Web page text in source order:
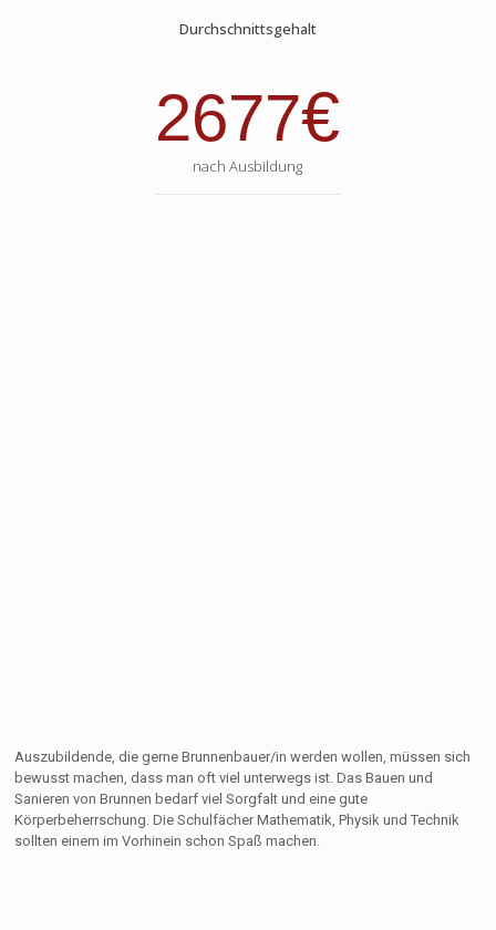
Durchschnittsgehalt
2677€
nach Ausbildung
Auszubildende, die gerne Brunnenbauer/in werden wollen, müssen sich
bewusst machen, dass man oft viel unterwegs ist. Das Bauen und
Sanieren von Brunnen bedarf viel Sorgfalt und eine gute
Körperbeherrschung. Die Schulfächer Mathematik, Physik und Technik
sollten einem im Vorhinein schon Spaß machen.